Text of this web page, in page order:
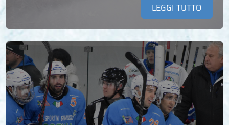
LEGGI TUTTO